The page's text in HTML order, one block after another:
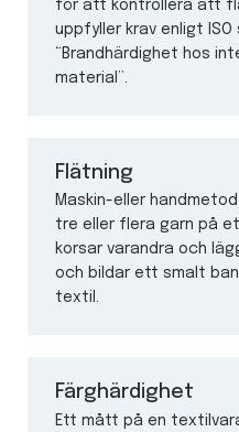
för att kontrollera att
uppfyller krav enligt ISO
“Brandhärdighet hos
material”.
Flätning
Maskin-eller
tre eller flera garn på
korsar varandra och
och bildar ett smalt
textil.
Färghärdighet
Ett mått på en